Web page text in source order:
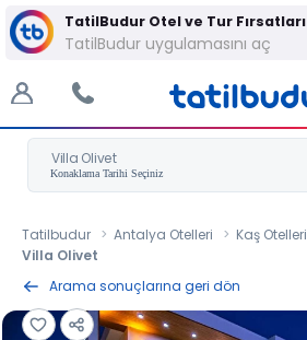
TatilBudur Otel ve Tur Fırsatları
TatilBudur uygulamasını aç
Villa Olivet
Tatilbudur Antalya Otelleri Kaş Otelleri
Villa Olivet
Arama sonuçlarına geri dön